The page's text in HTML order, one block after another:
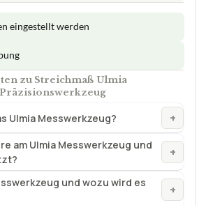
eingestellt werden
zu Streichmaß Ulmia
Ulmia Messwerkzeug? +
am Ulmia Messwerkzeug und
+
und wozu wird es
+